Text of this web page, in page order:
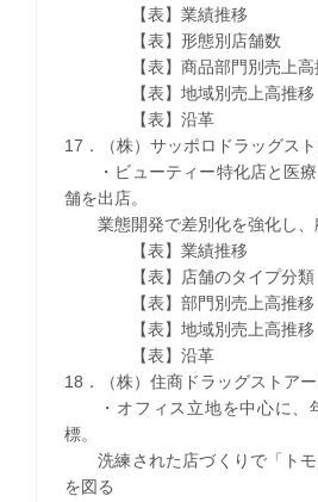
【表】業績推移
【表】形態別店舗数
【表】商品部門別売上高
【表】地域別売上高推移
【表】沿革
17．（株）サッポロドラッグス
・ビューティー特化店と医療
舗を出店。
業態開発で差別化を強化し、
【表】業績推移
【表】店舗のタイプ分類
【表】部門別売上高推移
【表】地域別売上高推移
【表】沿革
18．（株）住商ドラッグストア
・オフィス立地を中心に、
標。
洗練された店づくりで「トモ
を図る